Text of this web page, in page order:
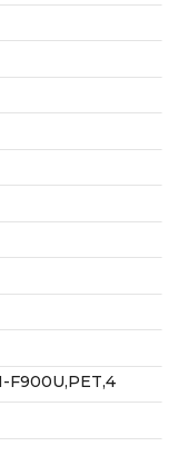
F900U,PET,4